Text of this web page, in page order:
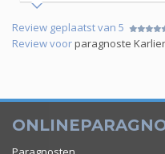
Review geplaatst van 5
Review voorparagnoste